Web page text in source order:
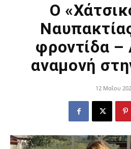
Ο
φροντίδα –
αναμονή
12 Μαΐου